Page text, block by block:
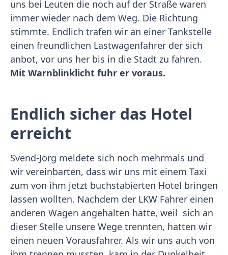
uns bei Leuten die noch auf der Straße waren
immer wieder nach dem Weg. Die Richtung
stimmte. Endlich trafen wir an einer Tankstelle
einen freundlichen Lastwagenfahrer der sich
anbot, vor uns her bis in die Stadt zu fahren.
Mit Warnblinklicht fuhr er voraus.
Endlich sicher das Hotel
erreicht
Svend-Jörg meldete sich noch mehrmals und
wir vereinbarten, dass wir uns mit einem Taxi
zum von ihm jetzt buchstabierten Hotel bringen
lassen wollten. Nachdem der LKW Fahrer einen
anderen Wagen angehalten hatte, weil sich an
dieser Stelle unsere Wege trennten, hatten wir
einen neuen Vorausfahrer. Als wir uns auch von